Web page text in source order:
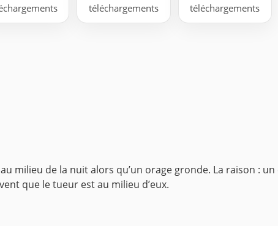
téléchargements
téléchargements
milieu de la nuit alors qu’un orage gronde. La raison :
que le tueur est au milieu d’eux.